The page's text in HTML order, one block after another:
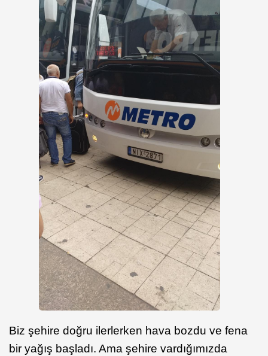
Biz şehire doğru ilerlerken hava bozdu ve fena
bir yağış başladı. Ama şehire vardığımızda